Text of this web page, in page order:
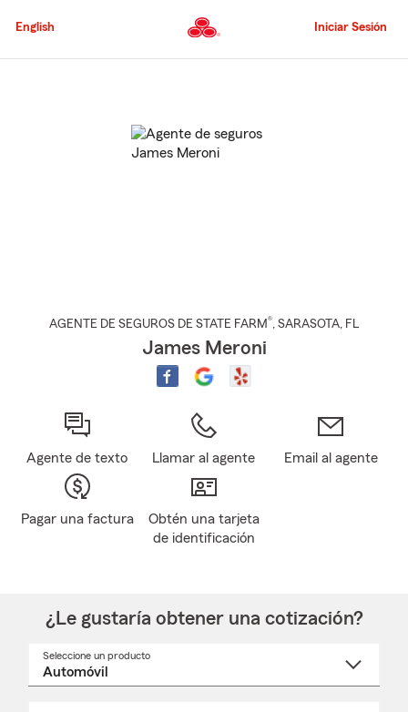
al
principal
English Iniciar Sesión
AGENTE DE SEGUROS DE STATE FARM®, SARASOTA, FL
James Meroni
Agente de texto Llamar al agente Email al agente
Pagar una factura
Obtén una tarjeta
de identificación
¿Le gustaría obtener una cotización?
Seleccione un producto